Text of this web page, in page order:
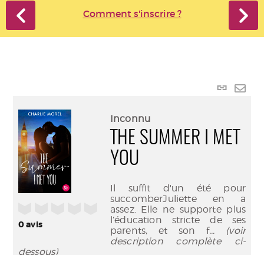
Comment s'inscrire ?
Lien
mail
0avis
Inconnu
THE SUMMER I MET
YOU
Il suffit d'un été pour
succomberJuliette en a
assez. Elle ne supporte plus
l’éducation stricte de ses
parents, et son f... (voir
description complète ci-
dessous)